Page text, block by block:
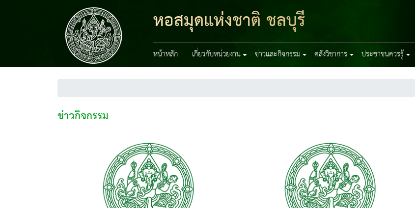
หอสมุดแห่งชาติ ชลบุรี
หน้าหลัก เกี่ยวกับหน่วยงาน ข่าวและกิจกรรม คลังวิชาการ ประชาชนควรรู้
ข่าวกิจกรรม